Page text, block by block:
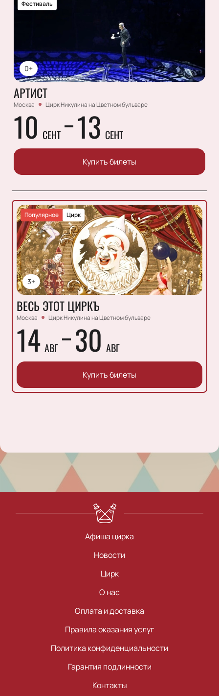
0+
Фестиваль
АРТИСТ
Москва Цирк Никулина на Цветном бульваре
10 СЕНТ 13 СЕНТ
Купить билеты
3+
Цирк
Популярное
ВЕСЬ ЭТОТ ЦИРКЪ
Москва Цирк Никулина на Цветном бульваре
14 АВГ 30 АВГ
Купить билеты
Афиша цирка
Новости
Цирк
О нас
Оплата и доставка
Правила оказания услуг
Политика конфиденциальности
Гарантия подлинности
Контакты